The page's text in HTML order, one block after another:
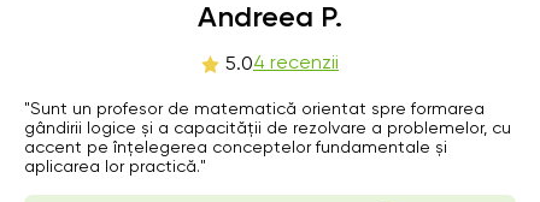
Andreea P.
5.04 recenzii
"Sunt un profesor de matematică orientat spre formarea
gândirii logice și a capacității de rezolvare a problemelor, cu
accent pe înțelegerea conceptelor fundamentale și
aplicarea lor practică."
Su
Mo
Nu există
ore libere
Nu există
ore libere
Nu există
ore libere
Nu există
ore libere